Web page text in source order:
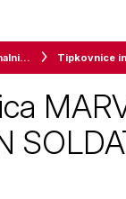
Računalništvo